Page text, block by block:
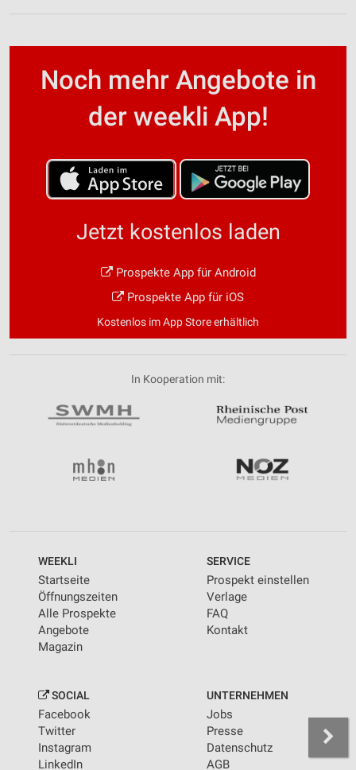
Noch mehr Angebote in
der weekli App!
Jetzt kostenlos laden
Prospekte App für Android
Prospekte App für iOS
Kostenlos im App Store erhältlich
In Kooperation mit:
WEEKLI
Startseite
Öffnungszeiten
Alle Prospekte
Angebote
Magazin
SERVICE
Prospekt einstellen
Verlage
FAQ
Kontakt
SOCIAL
Facebook
Twitter
Instagram
LinkedIn
UNTERNEHMEN
Jobs
Presse
Datenschutz
AGB